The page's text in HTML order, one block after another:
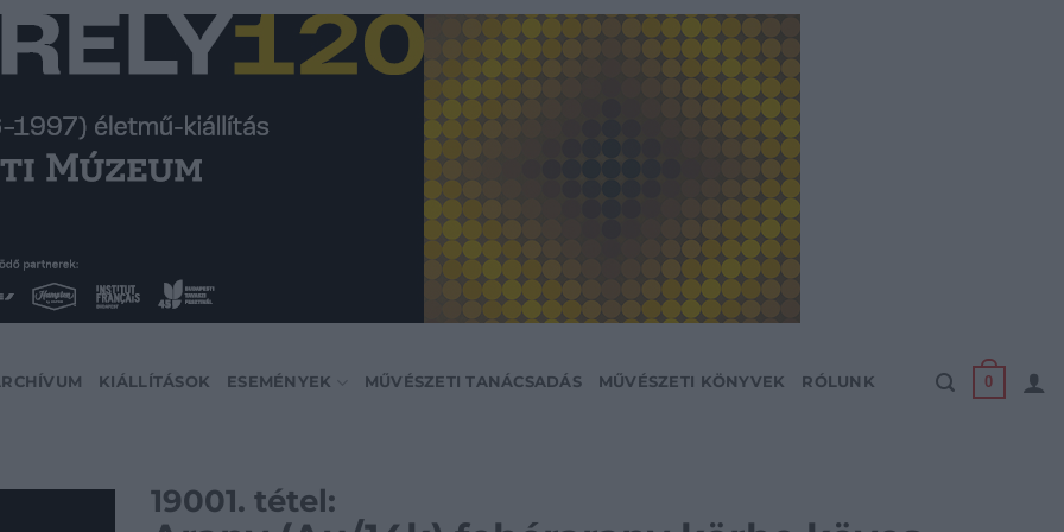
KIÁLLÍTÁSOK ESEMÉNYEK MŰVÉSZETI TANÁCSADÁS MŰVÉSZETI KÖNYVEK RÓLUNK 0
19001. tétel: